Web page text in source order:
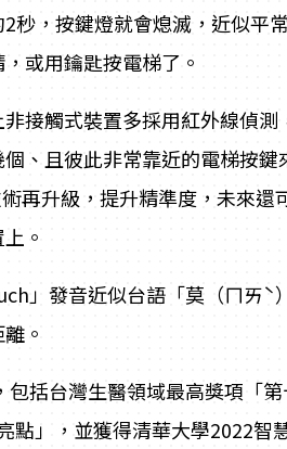
秒，按鍵燈就會熄滅，近似平
或用鑰匙按電梯了。
接觸式裝置多採用紅外線偵
、且彼此非常靠近的電梯按
再升級，提升精準度，未來
。
」發音近似台語「莫（ㄇㄞ
。
括台灣生醫領域最高獎項「
點」，並獲得清華大學2022智